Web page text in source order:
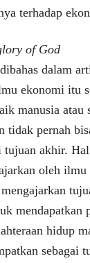
terhadap
of God
dalam
ekonomi itu
manusia atau
tidak pernah
tujuan akhir.
oleh ilmu
mendapatkan
hidup
sebagai